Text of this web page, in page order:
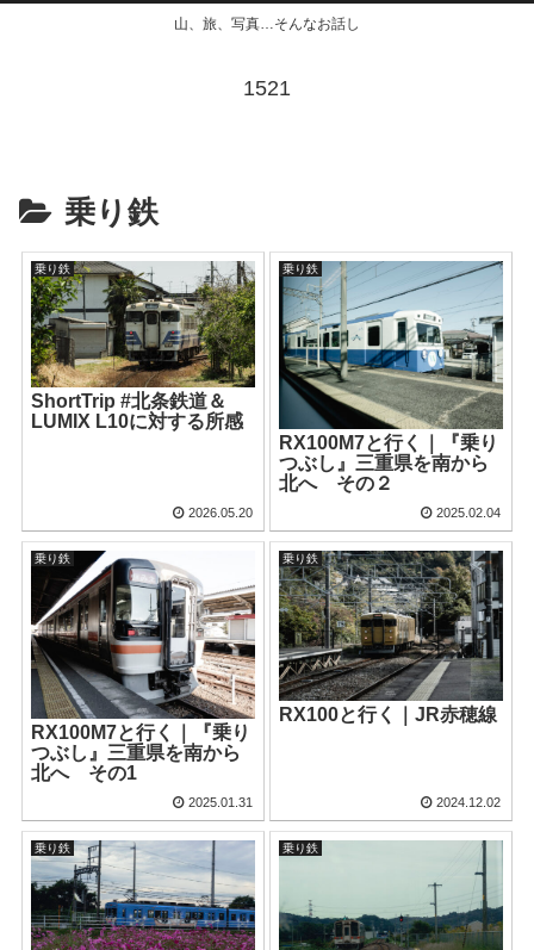
山、旅、写真…そんなお話し
1521
乗り鉄
乗り鉄
ShortTrip #北条鉄道＆
LUMIX L10に対する所感
2026.05.20
乗り鉄
RX100M7と行く｜『乗り
つぶし』三重県を南から
北へ その２
2025.02.04
乗り鉄
RX100M7と行く｜『乗り
つぶし』三重県を南から
北へ その1
2025.01.31
乗り鉄
RX100と行く｜JR赤穂線
2024.12.02
乗り鉄 乗り鉄